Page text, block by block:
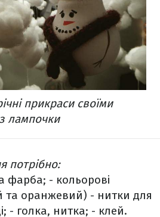
прикраси своїми
лампочки
потрібно:
фарба; - кольорові
та оранжевий) - нитки для
- голка, нитка; - клей.